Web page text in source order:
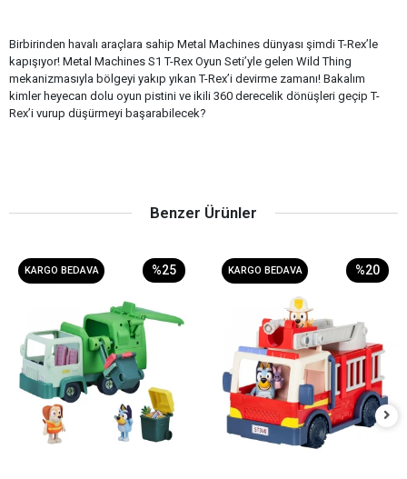
Birbirinden havalı araçlara sahip Metal Machines dünyası şimdi T-Rex’le
kapışıyor! Metal Machines S1 T-Rex Oyun Seti’yle gelen Wild Thing
mekanizmasıyla bölgeyi yakıp yıkan T-Rex’i devirme zamanı! Bakalım
kimler heyecan dolu oyun pistini ve ikili 360 derecelik dönüşleri geçip T-
Rex’i vurup düşürmeyi başarabilecek?
Benzer Ürünler
KARGO BEDAVA %25 KARGO BEDAVA %20